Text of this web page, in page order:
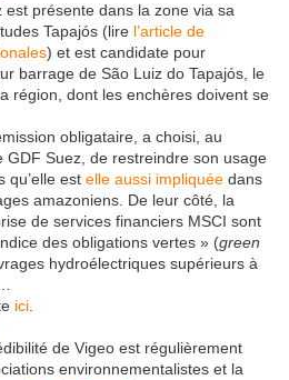
est présente dans la zone via sa
Tapajós (lire l’article de
) et est candidate pour
barrage de São Luiz do Tapajós, le
région, dont les enchères doivent se
obligataire, a choisi, au
Suez, de restreindre son usage
qu’elle est elle aussi impliquée dans
amazoniens. De leur côté, la
de services financiers MSCI sont
des obligations vertes » (green
hydroélectriques supérieurs à
ici.
de Vigeo est régulièrement
environnementalistes et la